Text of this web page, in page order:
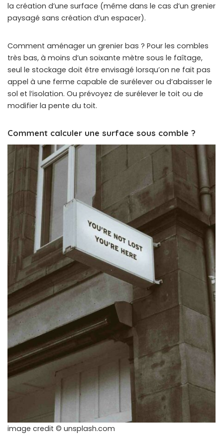
la création d’une surface (même dans le cas d’un grenier
paysagé sans création d’un espacer).
Comment aménager un grenier bas ? Pour les combles
très bas, à moins d’un soixante mètre sous le faîtage,
seul le stockage doit être envisagé lorsqu’on ne fait pas
appel à une ferme capable de surélever ou d’abaisser le
sol et l’isolation. Ou prévoyez de surélever le toit ou de
modifier la pente du toit.
Comment calculer une surface sous comble ?
image credit © unsplash.com